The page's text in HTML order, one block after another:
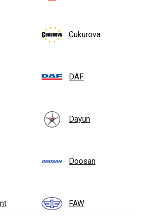
Cukurova
DAF
Dayun
Doosan
FAW